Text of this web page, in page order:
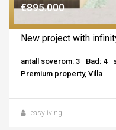
€895.000
New project with
antall soverom: 3 Bad: 4
Premium property, Villa
easyliving